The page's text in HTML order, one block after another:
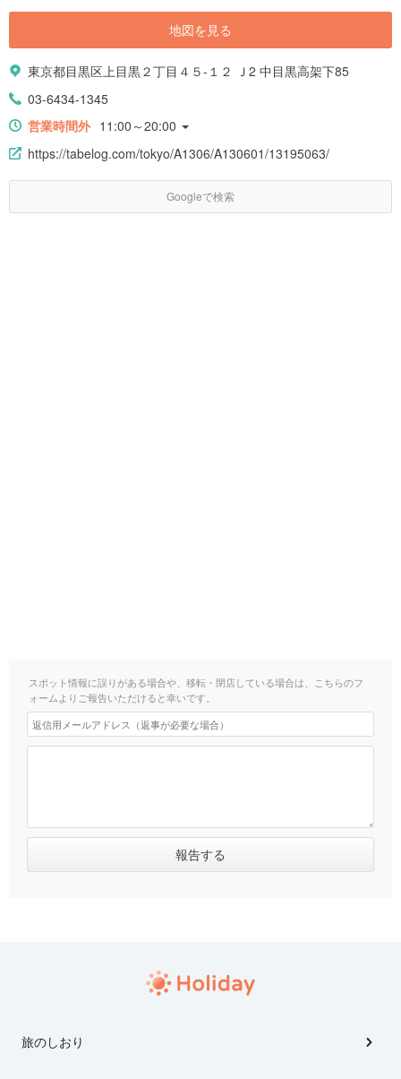
地図を見る
東京都目黒区上目黒２丁目４５-１２ Ｊ2 中目黒高架下85
03-6434-1345
営業時間外 11:00～20:00
https://tabelog.com/tokyo/A1306/A130601/13195063/
Googleで検索
スポット情報に誤りがある場合や、移転・閉店している場合は、こちらのフ
ォームよりご報告いただけると幸いです。
旅のしおり